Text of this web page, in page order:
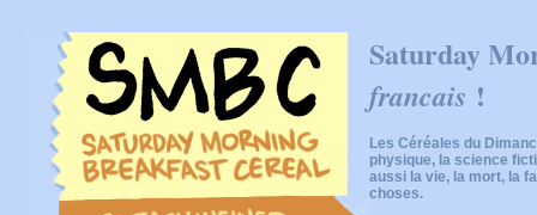
Saturday
francais !
Les Céréales du
physique, la science
aussi la vie, la mort, la
choses.